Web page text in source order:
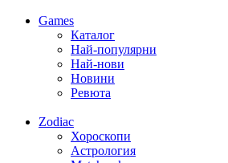
Games
Каталог
Най-популярни
Най-нови
Новини
Ревюта
Zodiac
Хороскопи
Астрология